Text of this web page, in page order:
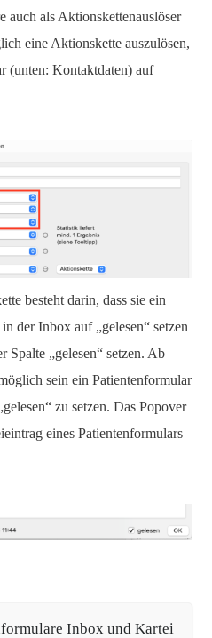
auch als Aktionskettenauslöser
eine Aktionskette auszulösen,
(unten: Kontaktdaten) auf
besteht darin, dass sie ein
der Inbox auf „gelesen“ setzen
Spalte „gelesen“ setzen. Ab
sein ein Patientenformular
zu setzen. Das Popover
eines Patientenformulars
Inbox und Kartei